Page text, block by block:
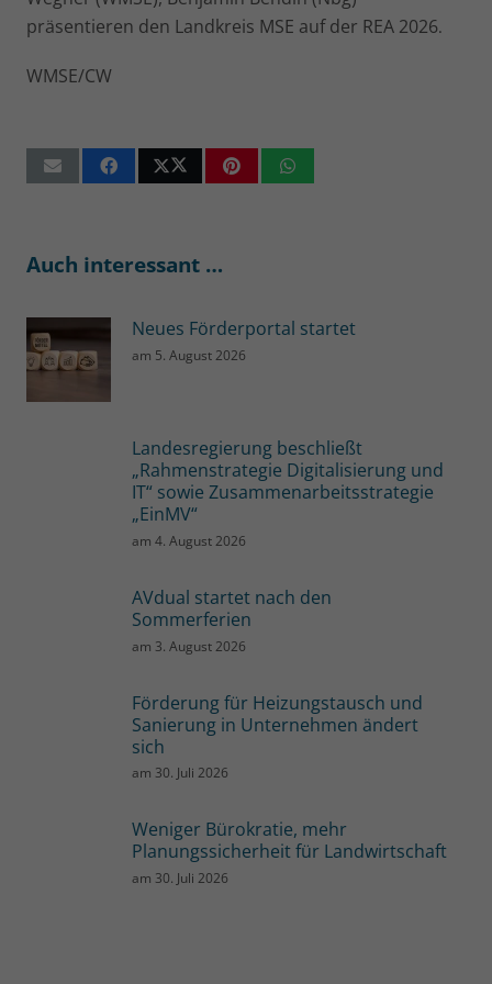
präsentieren den Landkreis MSE auf der REA 2026.
WMSE/CW
Auch interessant …
Neues Förderportal startet
am 5. August 2026
Landesregierung beschließt
„Rahmenstrategie Digitalisierung und
IT“ sowie Zusammenarbeitsstrategie
„EinMV“
am4. August 2026
AVdual startet nach den
Sommerferien
am 3. August 2026
Förderung für Heizungstausch und
Sanierung in Unternehmen ändert
sich
am 30. Juli 2026
Weniger Bürokratie, mehr
Planungssicherheit für Landwirtschaft
am 30. Juli 2026